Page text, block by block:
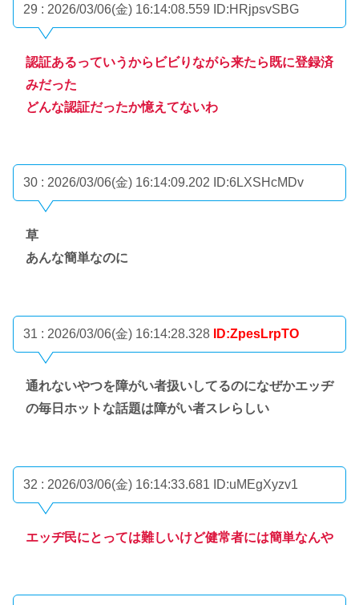
29 : 2026/03/06(金) 16:14:08.559 ID:HRjpsvSBG
認証あるっていうからビビりながら来たら既に登録済
みだった
どんな認証だったか憶えてないわ
30 : 2026/03/06(金) 16:14:09.202 ID:6LXSHcMDv
草
あんな簡単なのに
31 : 2026/03/06(金) 16:14:28.328 ID:ZpesLrpTO
通れないやつを障がい者扱いしてるのになぜかエッヂ
の毎日ホットな話題は障がい者スレらしい
32 : 2026/03/06(金) 16:14:33.681 ID:uMEgXyzv1
エッヂ民にとっては難しいけど健常者には簡単なんや